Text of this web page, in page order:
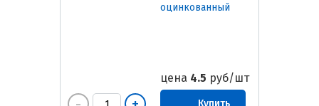
оцинкованный
цена 4.5 руб/шт
Купить